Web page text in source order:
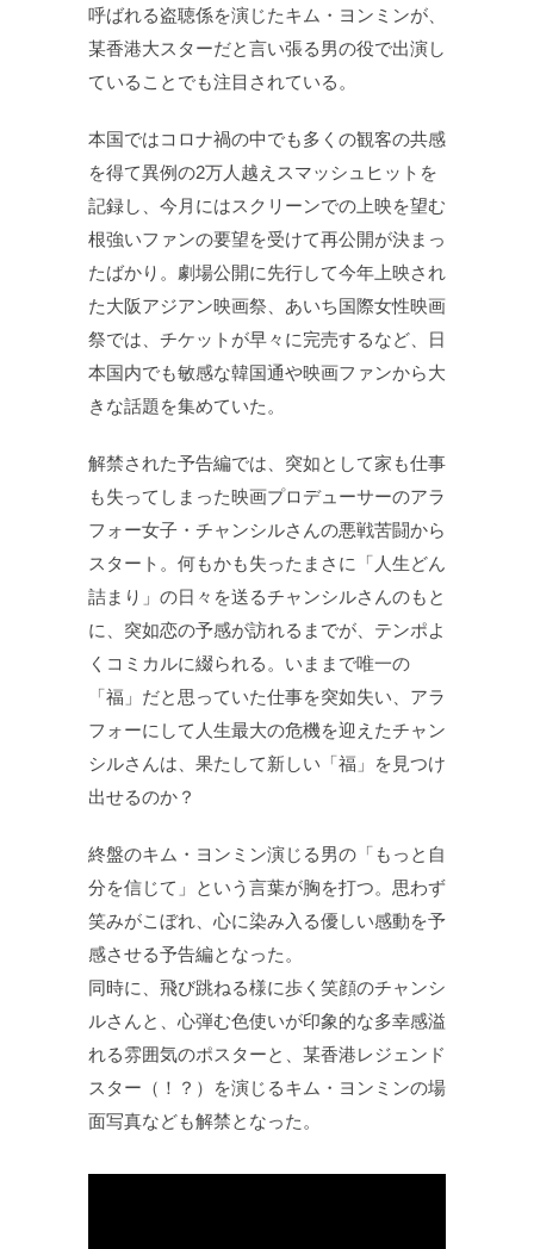
呼ばれる盗聴係を演じたキム・ヨンミンが、
某香港大スターだと言い張る男の役で出演し
ていることでも注目されている。
本国ではコロナ禍の中でも多くの観客の共感
を得て異例の2万人越えスマッシュヒットを
記録し、今月にはスクリーンでの上映を望む
根強いファンの要望を受けて再公開が決まっ
たばかり。劇場公開に先行して今年上映され
た大阪アジアン映画祭、あいち国際女性映画
祭では、チケットが早々に完売するなど、日
本国内でも敏感な韓国通や映画ファンから大
きな話題を集めていた。
解禁された予告編では、突如として家も仕事
も失ってしまった映画プロデューサーのアラ
フォー女子・チャンシルさんの悪戦苦闘から
スタート。何もかも失ったまさに「人生どん
詰まり」の日々を送るチャンシルさんのもと
に、突如恋の予感が訪れるまでが、テンポよ
くコミカルに綴られる。いままで唯一の
「福」だと思っていた仕事を突如失い、アラ
フォーにして人生最大の危機を迎えたチャン
シルさんは、果たして新しい「福」を見つけ
出せるのか？
終盤のキム・ヨンミン演じる男の「もっと自
分を信じて」という言葉が胸を打つ。思わず
笑みがこぼれ、心に染み入る優しい感動を予
感させる予告編となった。
同時に、飛び跳ねる様に歩く笑顔のチャンシ
ルさんと、心弾む色使いが印象的な多幸感溢
れる雰囲気のポスターと、某香港レジェンド
スター（！？）を演じるキム・ヨンミンの場
面写真なども解禁となった。